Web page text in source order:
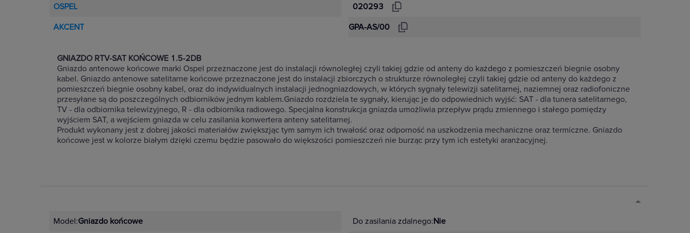
OSPEL
020293
AKCENT
GPA-AS/00
GNIAZDO RTV-SAT KOŃCOWE 1.5-2DB
Gniazdo antenowe końcowe marki Ospel przeznaczone jest do instalacji równoległej czyli takiej gdzie od anteny do każdego z pomieszczeń biegnie osobny
kabel. Gniazdo antenowe satelitarne końcowe przeznaczone jest do instalacji zbiorczych o strukturze równoległej czyli takiej gdzie od anteny do każdego z
pomieszczeń biegnie osobny kabel, oraz do indywidualnych instalacji jednogniazdowych, w których sygnały telewizji satelitarnej, naziemnej oraz radiofoniczne
przesyłane są do poszczególnych odbiorników jednym kablem.Gniazdo rozdziela te sygnały, kierując je do odpowiednich wyjść: SAT - dla tunera satelitarnego,
TV - dla odbiornika telewizyjnego, R - dla odbiornika radiowego. Specjalna konstrukcja gniazda umożliwia przepływ prądu zmiennego i stałego pomiędzy
wyjściem SAT, a wejściem gniazda w celu zasilania konwertera anteny satelitarnej.
Produkt wykonany jest z dobrej jakości materiałów zwiększjąc tym samym ich trwałość oraz odporność na uszkodzenia mechaniczne oraz termiczne. Gniazdo
końcowe jest w kolorze białym dzięki czemu będzie pasowało do większości pomieszczeń nie burząc przy tym ich estetyki aranżacyjnej.
Model:Gniazdo końcowe
Do zasilania zdalnego:Nie